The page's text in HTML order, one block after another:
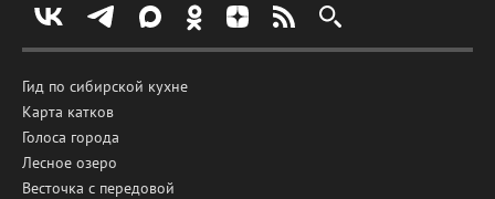
Гид по сибирской кухне
Карта катков
Голоса города
Лесное озеро
Весточка с передовой